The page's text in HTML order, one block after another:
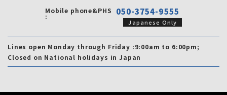
Mobile phone&PHS
: 050-3754-9555
Japanese Only
Lines open Monday through Friday :9:00am to 6:00pm;
Closed on National holidays in Japan